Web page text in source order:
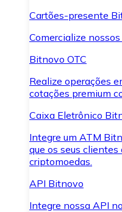
Cartões-presente
Comercialize
Bitnovo OTC
Realize operações
cotações premium
Caixa Eletrônico
Integre um ATM
que os seus
criptomoedas.
API Bitnovo
Integre nossa API